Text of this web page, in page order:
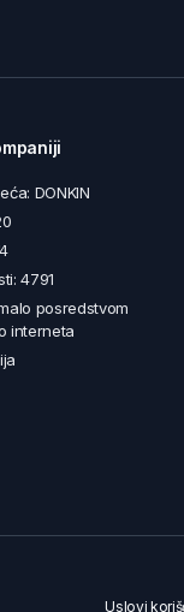
DONKIN
4791
posredstvom
interneta
Uslovi